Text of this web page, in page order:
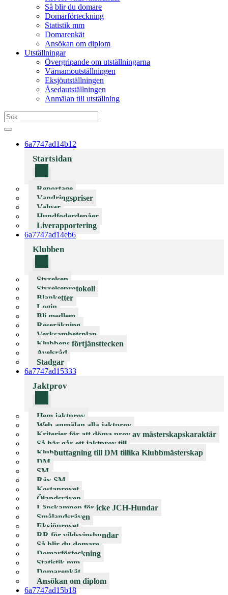
Så blir du domare
Domarförteckning
Statistik mm
Domarenkät
Ansökan om diplom
Utställningar
Övergripande om utställningarna
Värnamoutställningen
Eksjöutställningen
Åsedautställningen
Anmälan till utställning
6a7747ad14b12
Startsidan
Reportage
Vandringspriser
Valpar
Hundfoderdepåer
Liverapportering
6a7747ad14eb6
Klubben
Styrelsen
Styrelseprotokoll
Blanketter
Login
Bli medlem
Reseräkning
Verksamhetsplan
Klubbens förtjänsttecken
Avelsråd
Stadgar
6a7747ad15333
Jaktprov
Hem jaktprov
Web-anmälan alla jaktprov
Kriterier för att döma prov av mästerskapskaraktär
Så här går ett jaktprov till
Klubbuttagning till DM tillika Klubbmästerskap
DM
SM
Räv-SM
Kostaprovet
Ölandsräven
Länskampen för icke JCH-Hundar
Smålandsräven
Eksjöprovet
RR för vildsvinshundar
Så blir du domare
Domarförteckning
Statistik mm
Domarenkät
Ansökan om diplom
6a7747ad15b18